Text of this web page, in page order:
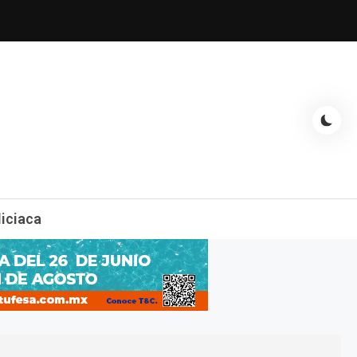
entrevistas con famosos, showbizz, podcast, chismes y